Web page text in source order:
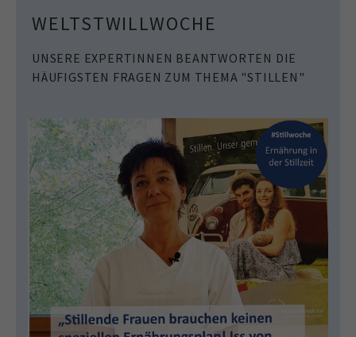
WELTSTWILLWOCHE
UNSERE EXPERTINNEN BEANTWORTEN DIE
HÄUFIGSTEN FRAGEN ZUM THEMA "STILLEN"